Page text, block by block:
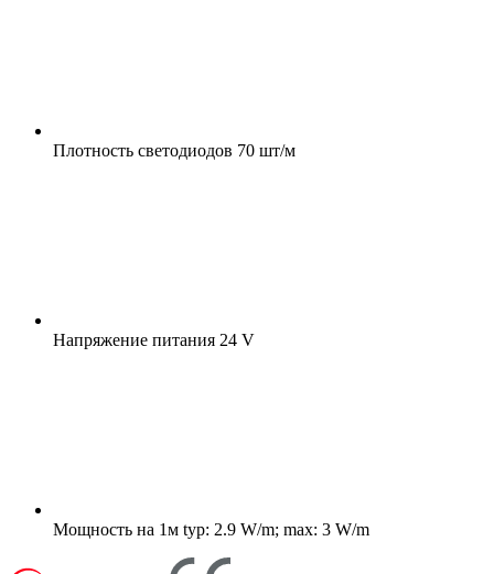
Плотность светодиодов 70 шт/м
Напряжение питания 24 V
Мощность на 1м typ: 2.9 W/m; max: 3 W/m